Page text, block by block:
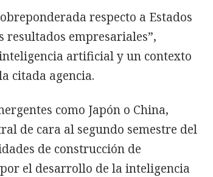
respecto a Estados
resultados empresariales”,
artificial y un contexto
citada agencia.
como Japón o China,
de cara al segundo semestre del
de construcción de
el desarrollo de la inteligencia